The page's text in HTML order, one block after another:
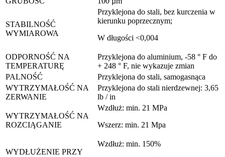
STABILNOŚĆ
WYMIAROWA
Przyklejona do stali, bez kurczenia w
kierunku poprzecznym;
W długości <0,004
ODPORNOŚĆ NA
TEMPERATURĘ
Przyklejona do aluminium, -58 ° F do
+ 248 ° F, nie wykazuje zmian
PALNOŚĆ
Przyklejona do stali, samogasnąca
WYTRZYMAŁOŚĆ NA
ZERWANIE
Przyklejona do stali nierdzewnej: 3,65
lb / in
WYTRZYMAŁOŚĆ NA
ROZCIĄGANIE
Wzdłuż: min. 21 MPa
Wszerz: min. 21 Mpa
WYDŁUŻENIE PRZY
Wzdłuż: min. 150%